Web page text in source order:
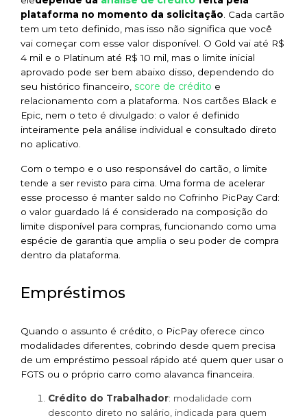
plataforma no momento da solicitação . Cada cartão
tem um teto definido, mas isso não significa que você
vai começar com esse valor disponível. O Gold vai até R$
4 mil e o Platinum até R$ 10 mil, mas o limite inicial
aprovado pode ser bem abaixo disso, dependendo do
seu histórico financeiro, score de crédito e
relacionamento com a plataforma. Nos cartões Black e
Epic, nem o teto é divulgado: o valor é definido
inteiramente pela análise individual e consultado direto
no aplicativo.
Com o tempo e o uso responsável do cartão, o limite
tende a ser revisto para cima. Uma forma de acelerar
esse processo é manter saldo no Cofrinho PicPay Card:
o valor guardado lá é considerado na composição do
limite disponível para compras, funcionando como uma
espécie de garantia que amplia o seu poder de compra
dentro da plataforma.
Empréstimos
Quando o assunto é crédito, o PicPay oferece cinco
modalidades diferentes, cobrindo desde quem precisa
de um empréstimo pessoal rápido até quem quer usar o
FGTS ou o próprio carro como alavanca financeira.
Crédito do Trabalhador: modalidade com
desconto direto no salário, indicada para quem